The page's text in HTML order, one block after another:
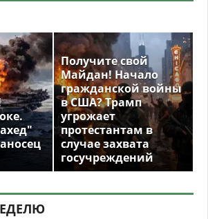
Получите свой
Майдан! Начало
гражданской войны
в США? Трамп
угрожает
протестантам в
случае захвата
госучреждений